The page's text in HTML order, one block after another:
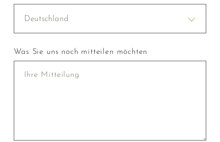
Deutschland
Was Sie uns noch mitteilen möchten